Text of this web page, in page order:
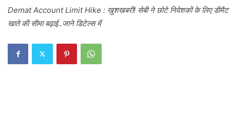
Demat Account Limit Hike : खुशखबरी! सेबी ने छोटे निवेशकों के लिए डीमैट
खाते की सीमा बढ़ाई..जाने डिटेल्स में